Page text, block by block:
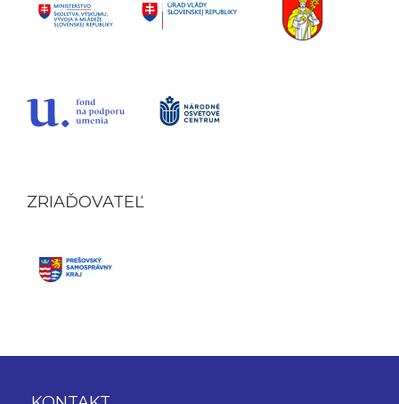
ZRIAĎOVATEĽ